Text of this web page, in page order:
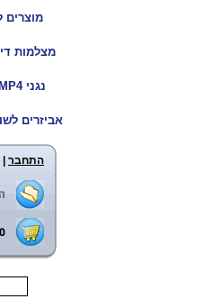
מוצרים
מצלמות
נגני MP3/MP4
אביזרים
התחבר
0